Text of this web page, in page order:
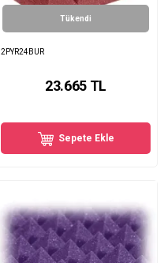
Tükendi
2PYR24BUR
23.665TL
Sepete Ekle